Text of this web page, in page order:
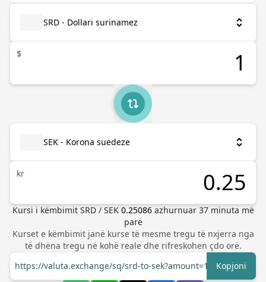
SRD - Dollari surinamez
$
SEK - Korona suedeze
kr
Kursi i këmbimit SRD/ SEK 0.25086 azhurnuar 37minuta më
parë
Kurset e këmbimit janë kurse të mesme tregu të nxjerra nga
të dhëna tregu në kohë reale dhe rifreskohen çdo orë.
https://valuta.exchange/sq/srd-to-sek?amount=1
Kopjoni